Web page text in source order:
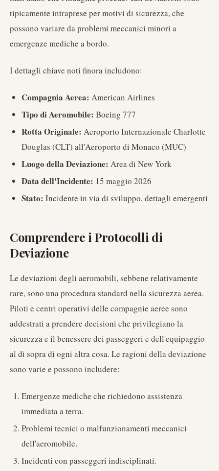
tipicamente intraprese per motivi di sicurezza, che
possono variare da problemi meccanici minori a
emergenze mediche a bordo.
I dettagli chiave noti finora includono:
Compagnia Aerea: American Airlines
Tipo di Aeromobile: Boeing 777
Rotta Originale: Aeroporto Internazionale Charlotte
Douglas (CLT) all'Aeroporto di Monaco (MUC)
Luogo della Deviazione: Area di New York
Data dell'Incidente: 15 maggio 2026
Stato: Incidente in via di sviluppo, dettagli emergenti
Comprendere i Protocolli di
Deviazione
Le deviazioni degli aeromobili, sebbene relativamente
rare, sono una procedura standard nella sicurezza aerea.
Piloti e centri operativi delle compagnie aeree sono
addestrati a prendere decisioni che privilegiano la
sicurezza e il benessere dei passeggeri e dell'equipaggio
al di sopra di ogni altra cosa. Le ragioni della deviazione
sono varie e possono includere:
Emergenze mediche che richiedono assistenza
immediata a terra.
Problemi tecnici o malfunzionamenti meccanici
dell'aeromobile.
Incidenti con passeggeri indisciplinati.